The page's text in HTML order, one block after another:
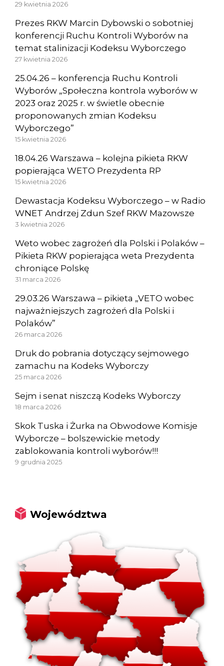
29 kwietnia 2026
Prezes RKW Marcin Dybowski o sobotniej
konferencji Ruchu Kontroli Wyborów na
temat stalinizacji Kodeksu Wyborczego
27 kwietnia 2026
25.04.26 – konferencja Ruchu Kontroli
Wyborów „Społeczna kontrola wyborów w
2023 oraz 2025 r. w świetle obecnie
proponowanych zmian Kodeksu
Wyborczego”
15 kwietnia 2026
18.04.26 Warszawa – kolejna pikieta RKW
popierająca WETO Prezydenta RP
15 kwietnia 2026
Dewastacja Kodeksu Wyborczego – w Radio
WNET Andrzej Zdun Szef RKW Mazowsze
3 kwietnia 2026
Weto wobec zagrożeń dla Polski i Polaków –
Pikieta RKW popierająca weta Prezydenta
chroniące Polskę
31 marca 2026
29.03.26 Warszawa – pikieta „VETO wobec
najważniejszych zagrożeń dla Polski i
Polaków”
26 marca 2026
Druk do pobrania dotyczący sejmowego
zamachu na Kodeks Wyborczy
25 marca 2026
Sejm i senat niszczą Kodeks Wyborczy
18 marca 2026
Skok Tuska i Żurka na Obwodowe Komisje
Wyborcze – bolszewickie metody
zablokowania kontroli wyborów!!!
9 grudnia 2025
Województwa